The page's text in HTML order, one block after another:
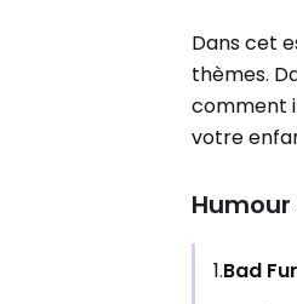
Dans cet
thèmes.
comment
votre
1.Bad